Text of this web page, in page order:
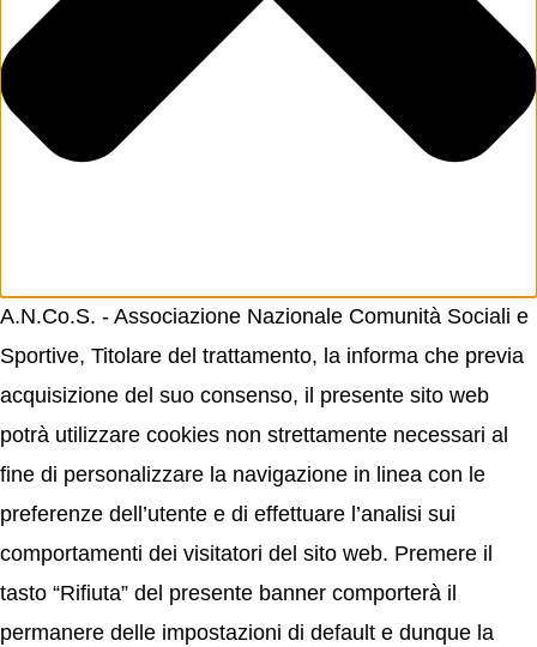
A.N.Co.S. - Associazione Nazionale Comunità Sociali e
Sportive, Titolare del trattamento, la informa che previa
acquisizione del suo consenso, il presente sito web
potrà utilizzare cookies non strettamente necessari al
fine di personalizzare la navigazione in linea con le
preferenze dell’utente e di effettuare l’analisi sui
comportamenti dei visitatori del sito web. Premere il
tasto “Rifiuta” del presente banner comporterà il
permanere delle impostazioni di default e dunque la